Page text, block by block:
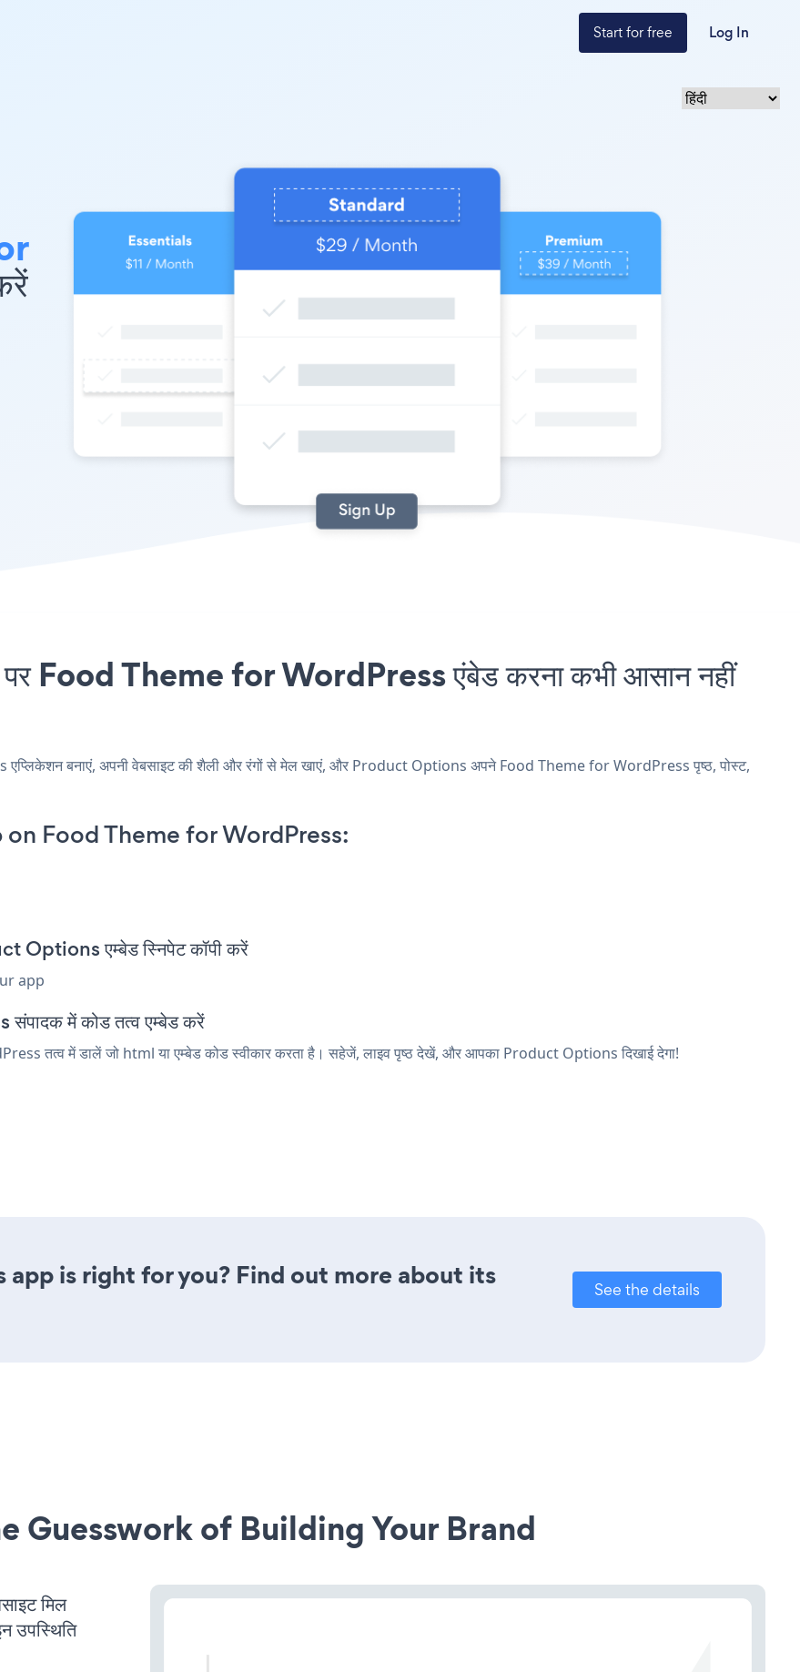
Start for free Log In
Food Theme for WordPress एंबेड करना कभी आसान नहीं
बनाएं, अपनी वेबसाइट की शैली और रंगों से मेल खाएं, और Product Options अपने Food Theme for WordPress पृष्ठ, पोस्ट,
Food Theme for WordPress:
एम्बेड स्निपेट कॉपी करें
app
में कोड तत्व एम्बेड करें
तत्व में डालें जो html या एम्बेड कोड स्वीकार करता है। सहेजें, लाइव पृष्ठ देखें, और आपका Product Options दिखाई देगा!
is right for you? Find out more about its
See the details
Guesswork of Building Your Brand
मिल
उपस्थिति